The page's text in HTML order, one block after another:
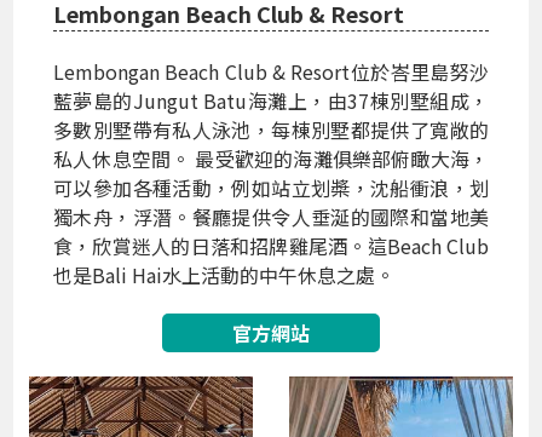
Lembongan Beach Club & Resort
Lembongan Beach Club & Resort位於峇里島努沙
藍夢島的Jungut Batu海灘上，由37棟別墅組成，
多數別墅帶有私人泳池，每棟別墅都提供了寬敞的
私人休息空間。 最受歡迎的海灘俱樂部俯瞰大海，
可以參加各種活動，例如站立划槳，沈船衝浪，划
獨木舟，浮潛。餐廳提供令人垂涎的國際和當地美
食，欣賞迷人的日落和招牌雞尾酒。這Beach Club
也是Bali Hai水上活動的中午休息之處。
官方網站